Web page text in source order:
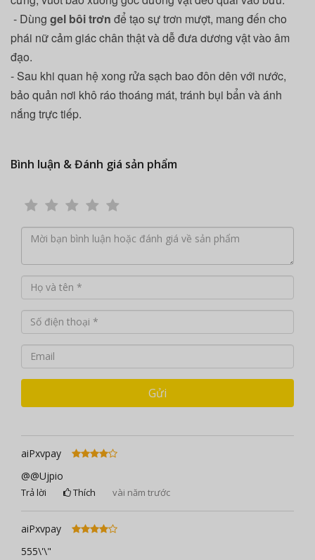
- Dùng gel bôi trơn để tạo sự trơn mượt, mang đến cho
phái nữ cảm giác chân thật và dễ đưa dương vật vào âm
đạo.
- Sau khi quan hệ xong rửa sạch bao đôn dên với nước,
bảo quản nơi khô ráo thoáng mát, tránh bụi bẩn và ánh
nắng trực tiếp.
Bình luận & Đánh giá sản phẩm
Gửi
aiPxvpay
@@Ujpio
Trả lời Thích vài năm trước
aiPxvpay
555\'\"